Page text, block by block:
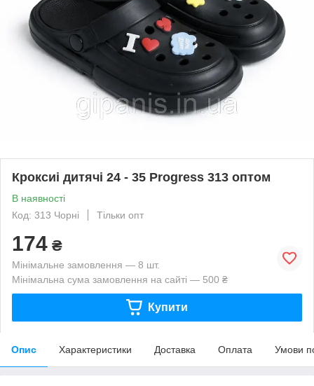
Кроксиі дитячі 24 - 35 Progress 313 оптом
В наявності
Код: 313 Чорні
Тільки опт
174 ₴
Мінімальне замовлення — 8 шт.
Мінімальна сума замовлення на сайті — 500 ₴
Купити
Опис Характеристики Доставка Оплата Умови